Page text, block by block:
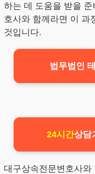
하는 데 도움을 받을
호사와 함께라면 이 과
것입니다.
법무법인
24시간상담
대구상속전문변호사와